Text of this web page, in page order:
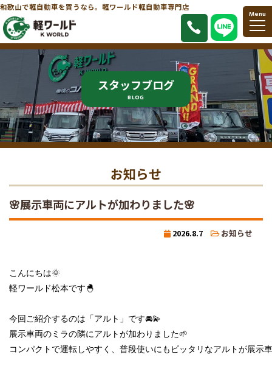
和歌山で軽自動車を買うなら。軽ワールド軽自動車専門店
Menu
スタッフブログ
BLOG
お知らせ
🌸展示車両にアルトが加わりました🌸
2026.8.7 お知らせ
こんにちは🌞
軽ワールド松本です🐣
今回ご紹介するのは「アルト」です🚘💫
展示車両のミラの隣にアルトが加わりました‪🌱‬
コンパクトで運転しやすく、普段使いにもピッタリなアルトが展示